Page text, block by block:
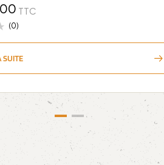
TTC
(0)
SUITE